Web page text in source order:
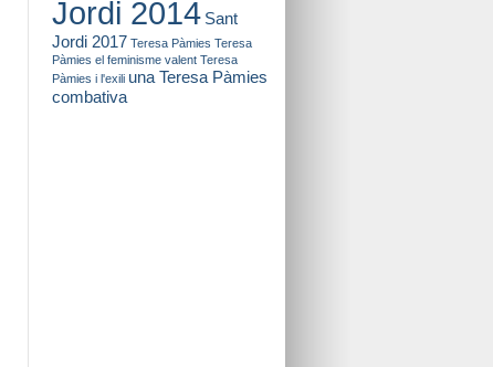
Jordi 2014 Sant
Jordi 2017 Teresa Pàmies Teresa
Pàmies el feminisme valent Teresa
Pàmies i l'exili una Teresa Pàmies
combativa